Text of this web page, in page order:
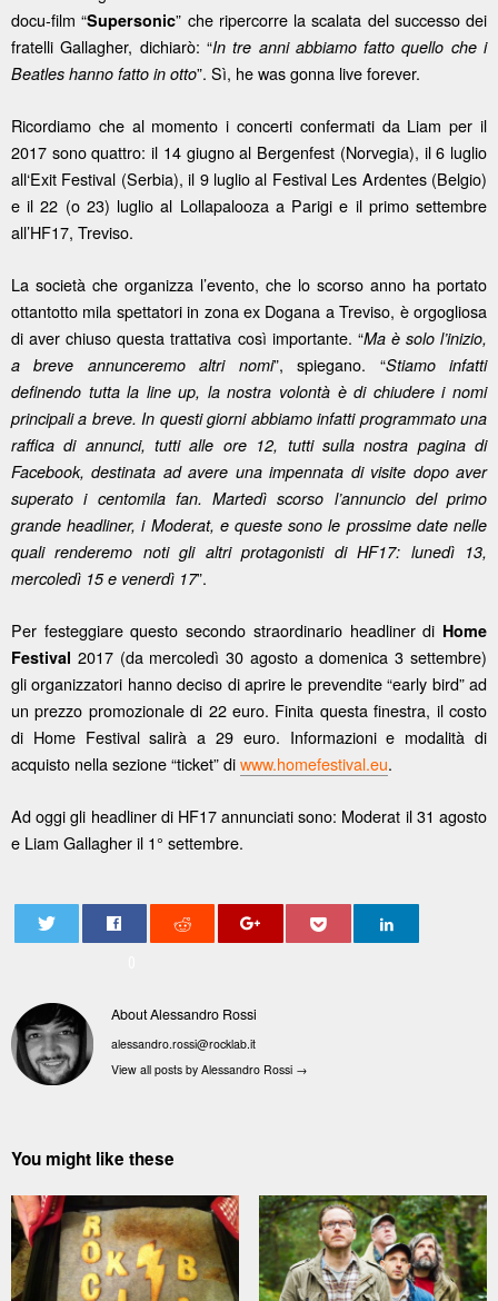
docu-film “Supersonic” che ripercorre la scalata del successo dei
fratelli Gallagher, dichiarò: “In tre anni abbiamo fatto quello che i
Beatles hanno fatto in otto”. Sì, he was gonna live forever.
Ricordiamo che al momento i concerti confermati da Liam per il
2017 sono quattro: il 14 giugno al Bergenfest (Norvegia), il 6 luglio
all‘Exit Festival (Serbia), il 9 luglio al Festival Les Ardentes (Belgio)
e il 22 (o 23) luglio al Lollapalooza a Parigi e il primo settembre
all’HF17, Treviso.
La società che organizza l’evento, che lo scorso anno ha portato
ottantotto mila spettatori in zona ex Dogana a Treviso, è orgogliosa
di aver chiuso questa trattativa così importante. “Ma è solo l’inizio,
a breve annunceremo altri nomi”, spiegano. “Stiamo infatti
definendo tutta la line up, la nostra volontà è di chiudere i nomi
principali a breve. In questi giorni abbiamo infatti programmato una
raffica di annunci, tutti alle ore 12, tutti sulla nostra pagina di
Facebook, destinata ad avere una impennata di visite dopo aver
superato i centomila fan. Martedì scorso l’annuncio del primo
grande headliner, i Moderat, e queste sono le prossime date nelle
quali renderemo noti gli altri protagonisti di HF17: lunedì 13,
mercoledì 15 e venerdì 17”.
Per festeggiare questo secondo straordinario headliner di Home
Festival 2017 (da mercoledì 30 agosto a domenica 3 settembre)
gli organizzatori hanno deciso di aprire le prevendite “early bird” ad
un prezzo promozionale di 22 euro. Finita questa finestra, il costo
di Home Festival salirà a 29 euro. Informazioni e modalità di
acquisto nella sezione “ticket” diwww.homefestival.eu.
Ad oggi gli headliner di HF17 annunciati sono: Moderat il 31 agosto
e Liam Gallagher il 1° settembre.
About Alessandro Rossi
alessandro.rossi@rocklab.it
View all posts by Alessandro Rossi →
You might like these